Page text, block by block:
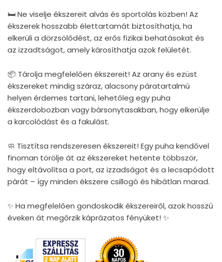
🛏 Ne viselje ékszereit alvás és sportolás közben! Az
ékszerek hosszabb élettartamát biztosíthatja, ha
elkerüli a dörzsölődést, az erős fizikai behatásokat és
az izzadtságot, amely károsíthatja azok felületét.
📦 Tárolja megfelelően ékszereit! Az arany és ezüst
ékszereket mindig száraz, alacsony páratartalmú
helyen érdemes tartani, lehetőleg egy puha
ékszerdobozban vagy bársonytasakban, hogy elkerülje
a karcolódást és a fakulást.
🧼 Tisztítsa rendszeresen ékszereit! Egy puha kendővel
finoman törölje át az ékszereket hetente többször,
hogy eltávolítsa a port, az izzadságot és a lecsapódott
párát – így minden ékszere csillogó és hibátlan marad.
✨ Ha megfelelően gondoskodik ékszereiről, azok hosszú
éveken át megőrzik káprázatos fényüket! ✨